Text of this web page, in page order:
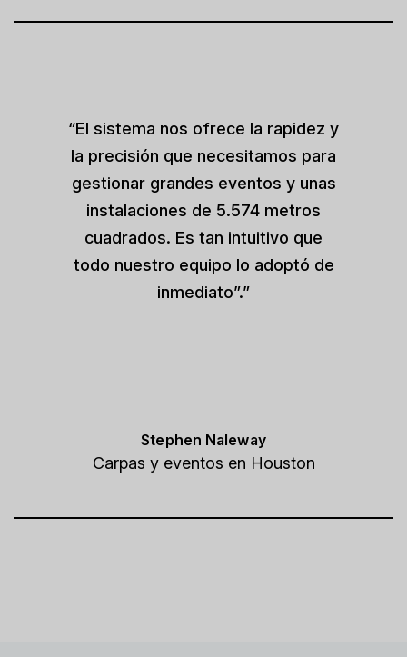
“El sistema nos ofrece la rapidez y
la precisión que necesitamos para
gestionar grandes eventos y unas
instalaciones de 5.574 metros
cuadrados. Es tan intuitivo que
todo nuestro equipo lo adoptó de
inmediato”.”
Stephen Naleway
Carpas y eventos en Houston